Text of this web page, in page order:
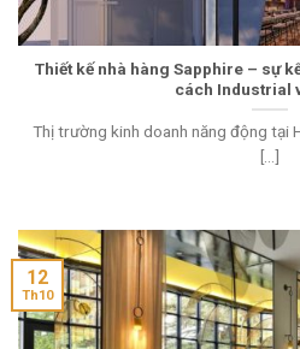
Thiết kế nhà hàng Sapphire – sự
cách Industrial
Thị trường kinh doanh năng động tại
[...]
12
Th10